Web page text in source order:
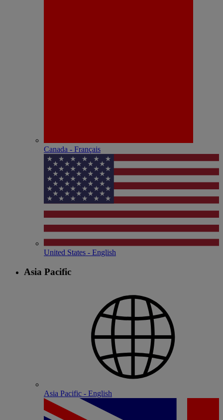
Canada - Français
United States - English
Asia Pacific
Asia Pacific - English